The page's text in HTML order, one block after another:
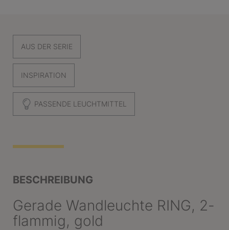
AUS DER SERIE
INSPIRATION
PASSENDE LEUCHTMITTEL
BESCHREIBUNG
Gerade Wandleuchte RING, 2-
flammig, gold